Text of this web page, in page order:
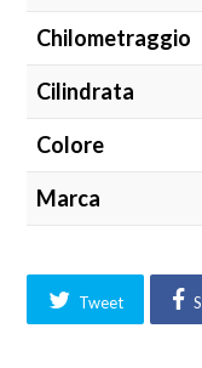
Chilometraggio
Cilindrata
Colore
Marca
Tweet